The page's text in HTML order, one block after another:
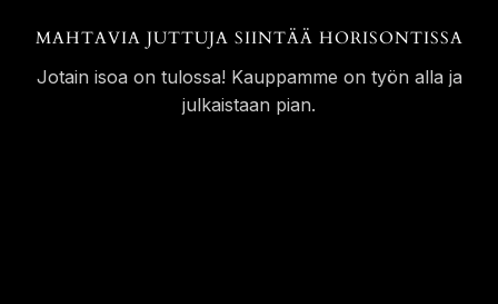
MAHTAVIA JUTTUJA SIINTÄÄ HORISONTISSA
Jotain isoa on tulossa! Kauppamme on työn alla ja
julkaistaan pian.